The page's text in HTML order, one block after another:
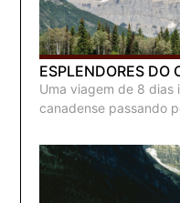
ESPLENDORES DO
Uma viagem de 8 dias
canadense passando